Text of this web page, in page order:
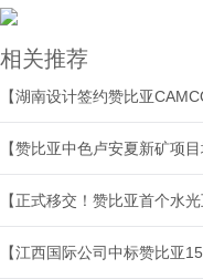
相关推荐
【赞比亚中色卢安夏新矿项
【正式移交！赞比亚首个水